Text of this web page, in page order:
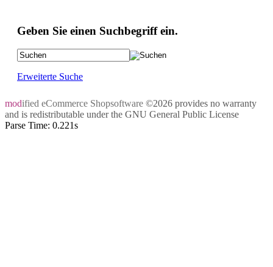
Geben Sie einen Suchbegriff ein.
Erweiterte Suche
modified eCommerce Shopsoftware ©2026 provides no warranty
and is redistributable under the GNU General Public License
Parse Time: 0.221s